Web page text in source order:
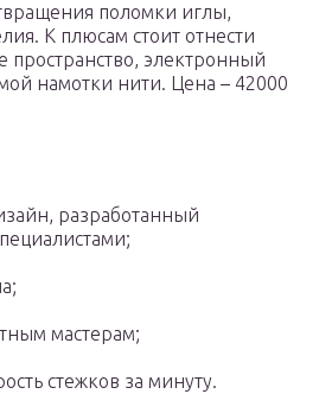
поломки иглы,
К плюсам стоит отнести
пространство, электронный
намотки нити. Цена – 42000
разработанный
мастерам;
стежков за минуту.